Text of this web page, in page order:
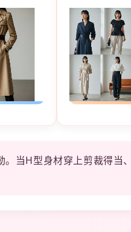
。当H型身材穿上剪裁得当